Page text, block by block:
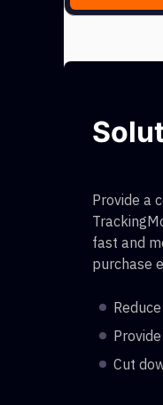
Provide a
fast and
purchase
Cut